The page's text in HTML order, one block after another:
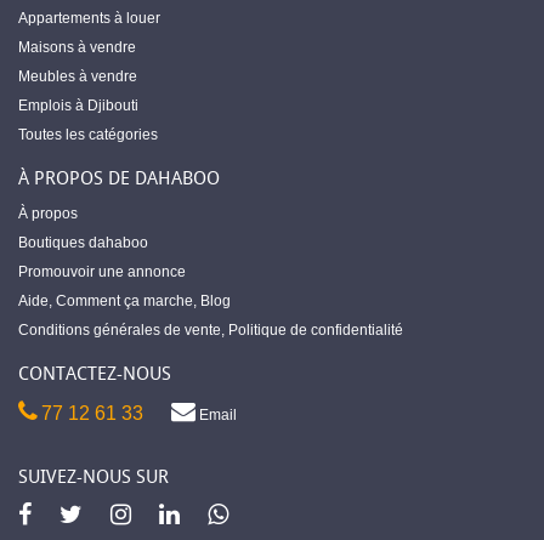
Appartements à louer
Maisons à vendre
Meubles à vendre
Emplois à Djibouti
Toutes les catégories
À PROPOS DE DAHABOO
À propos
Boutiques dahaboo
Promouvoir une annonce
Aide, Comment ça marche, Blog
Conditions générales de vente, Politique de confidentialité
CONTACTEZ-NOUS
77 12 61 33 Email
SUIVEZ-NOUS SUR